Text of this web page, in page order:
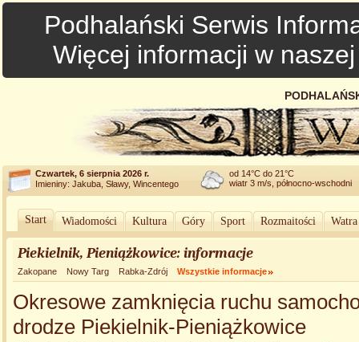
Podhalański Serwis
Więcej informacji w
Czwartek, 6 sierpnia 2026 r.
Imieniny: Jakuba, Sławy, Wincentego
od 14°C do 21°C
wiatr 3 m/s, północno-wschodni
Start Wiadomości Kultura Góry Sport Rozmaitości
Piekielnik, Pieniążkowice: informacje
Zakopane Nowy Targ Rabka-Zdrój Wszystkie informacje
Okresowe zamknięcia ruchu
drodze Piekielnik-Pieniążkowice